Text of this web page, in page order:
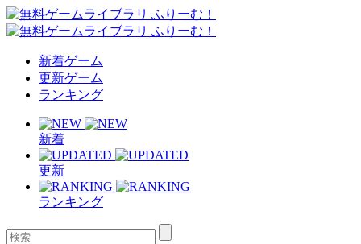
新着ゲーム
更新ゲーム
ランキング
新着
更新
ランキング